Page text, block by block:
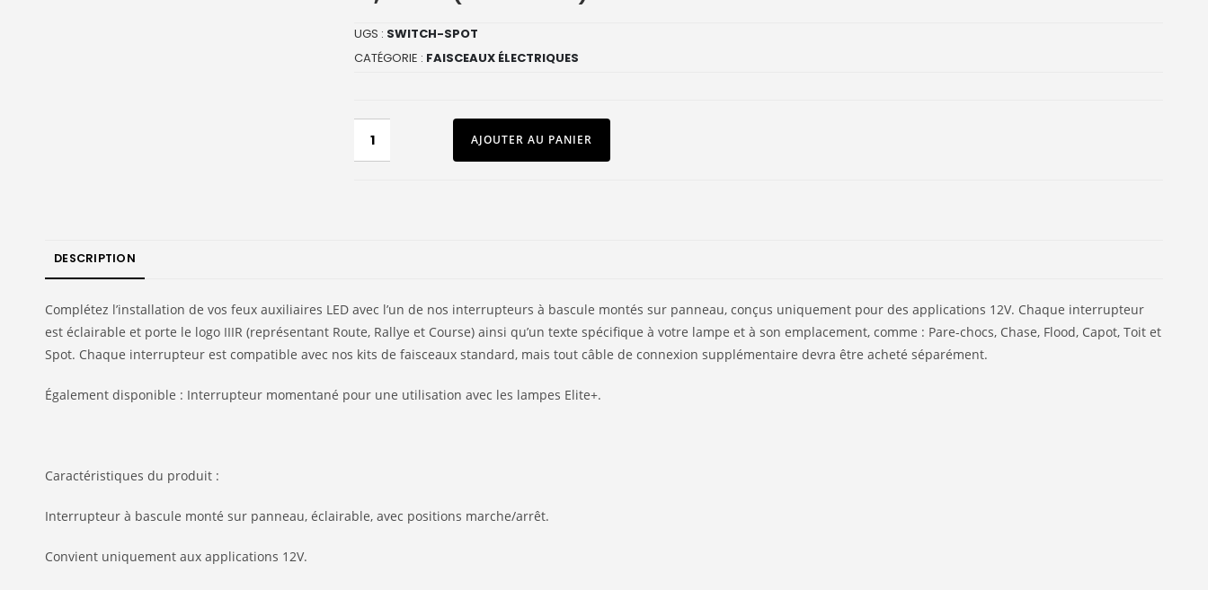
UGS : SWITCH-SPOT
CATÉGORIE : FAISCEAUX ÉLECTRIQUES
AJOUTER AU PANIER
DESCRIPTION
Complétez l’installation de vos feux auxiliaires LED avec l’un de nos interrupteurs à bascule montés sur panneau, conçus uniquement pour des applications 12V. Chaque interrupteur
est éclairable et porte le logo IIIR (représentant Route, Rallye et Course) ainsi qu’un texte spécifique à votre lampe et à son emplacement, comme : Pare-chocs, Chase, Flood, Capot, Toit et
Spot. Chaque interrupteur est compatible avec nos kits de faisceaux standard, mais tout câble de connexion supplémentaire devra être acheté séparément.
Également disponible : Interrupteur momentané pour une utilisation avec les lampes Elite+.
Caractéristiques du produit :
Interrupteur à bascule monté sur panneau, éclairable, avec positions marche/arrêt.
Convient uniquement aux applications 12V.